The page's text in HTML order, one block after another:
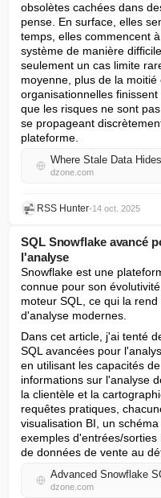
obsolètes cachées dans
pense. En surface, elles
temps, elles commencent
système de manière
seulement un cas limite
moyenne, plus de la
organisationnelles
que les risques ne sont
se propageant
plateforme.
dzone.com
RSS Hunter•14 oct. 2025
SQL Snowflake avancé
l'analyse
Snowflake est une
connue pour son
moteur SQL, ce qui la
d'analyse modernes.
Dans cet article, j'ai tenté
SQL avancées pour
en utilisant les capacités
informations sur l'analyse
la clientèle et la
requêtes pratiques,
visualisation BI, un
exemples d'entrées/
de données de vente au
dzone.com